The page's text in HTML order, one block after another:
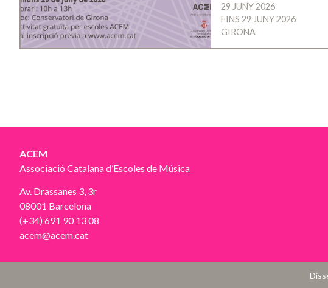
29 JUNY 2026
FINS 29 JUNY 2026
GIRONA
ACEM
Associació Catalana d’Escoles de Música
Av. Drassanes 3, 3r
08001 Barcelona
(+34) 691 90 13 08
acem@acem.cat